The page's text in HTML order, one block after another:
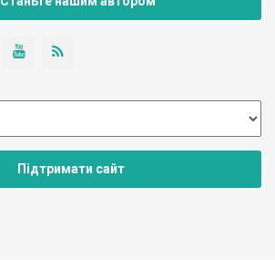
Підтримати сайт